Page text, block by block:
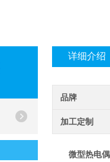
详细介绍
品牌
加工定制
微型热电偶